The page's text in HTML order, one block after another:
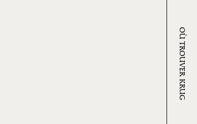
OÙ TROUVER KRUG